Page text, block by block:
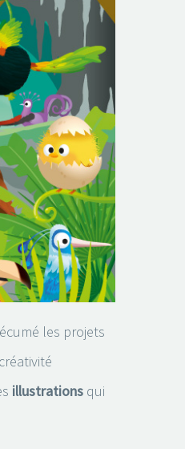
écumé les projets
illustrations qui